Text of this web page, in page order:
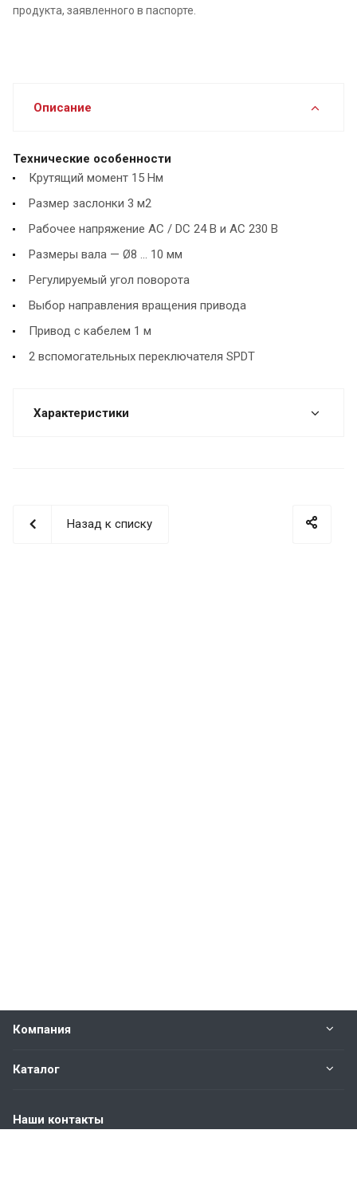
продукта, заявленного в паспорте.
Описание
Технические особенности
Крутящий момент 15 Нм
Размер заслонки 3 м2
Рабочее напряжение AC / DC 24 В и AC 230 В
Размеры вала — Ø8 ... 10 мм
Регулируемый угол поворота
Выбор направления вращения привода
Привод с кабелем 1 м
2 вспомогательных переключателя SPDT
Характеристики
Назад к списку
Компания
Каталог
Наши контакты